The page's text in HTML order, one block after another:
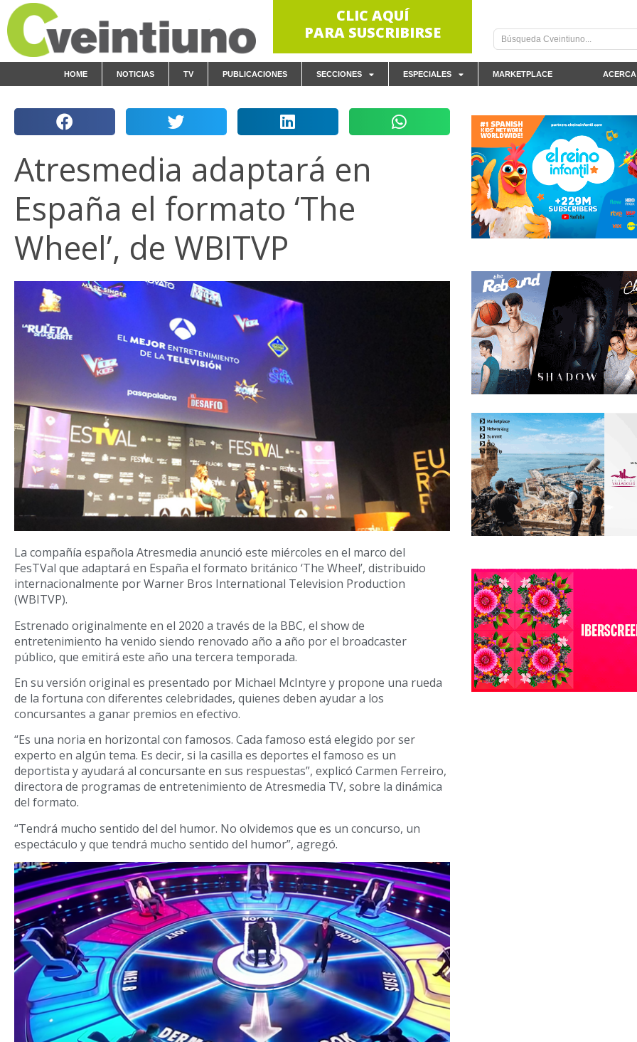
CLIC AQUÍ
PARA SUSCRIBIRSE
HOME NOTICIAS TV PUBLICACIONES SECCIONES ESPECIALES MARKETPLACE
Atresmedia adaptará en
España el formato ‘The
Wheel’, de WBITVP
La compañía española Atresmedia anunció este miércoles en el marco del
FesTVal que adaptará en España el formato británico ‘The Wheel’, distribuido
internacionalmente por Warner Bros International Television Production
(WBITVP).
Estrenado originalmente en el 2020 a través de la BBC, el show de
entretenimiento ha venido siendo renovado año a año por el broadcaster
público, que emitirá este año una tercera temporada.
En su versión original es presentado por Michael McIntyre y propone una rueda
de la fortuna con diferentes celebridades, quienes deben ayudar a los
concursantes a ganar premios en efectivo.
“Es una noria en horizontal con famosos. Cada famoso está elegido por ser
experto en algún tema. Es decir, si la casilla es deportes el famoso es un
deportista y ayudará al concursante en sus respuestas”, explicó Carmen Ferreiro,
directora de programas de entretenimiento de Atresmedia TV, sobre la dinámica
del formato.
“Tendrá mucho sentido del del humor. No olvidemos que es un concurso, un
espectáculo y que tendrá mucho sentido del humor”, agregó.